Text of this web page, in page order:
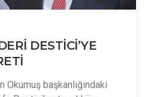
DESTİCİ’YE
Okumuş başkanlığındaki